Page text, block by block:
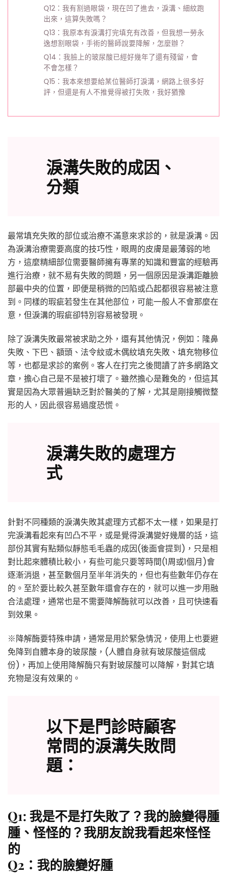
Q12：我有割過眼袋，現在凹了進去，淚溝、細紋跑
出來，這算失敗嗎？
Q13：我原本有淚溝打完填充有改善，但我想一勞永
逸想割眼袋，手術的醫師說要降解，怎麼辦？
Q14：我臉上的玻尿酸已經好幾年了還有殘留，會
不會怎樣？
Q15：我本來想要給某位醫師打淚溝，網路上很多好
評，但還是有人不推覺得被打失敗，我好猶豫
淚溝失敗的成因、
分類
最常填充失敗的部位或治療不滿意來求診的，就是淚溝。因
為淚溝治療需要高度的技巧性，眼周的皮膚是最薄弱的地
方，這麼精細部位需要醫師擁有專業的知識和豐富的經驗再
進行治療，就不易有失敗的問題，另一個原因是淚溝距離臉
部最中央的位置，即便是稍微的凹陷或凸起都很容易被注意
到。同樣的瑕疵若發生在其他部位，可能一般人不會那麼在
意，但淚溝的瑕疵卻特別容易被發現。
除了淚溝失敗最常被求助之外，還有其他情況，例如：隆鼻
失敗、下巴、額頭、法令紋或木偶紋填充失敗、填充物移位
等，也都是求診的案例。客人在打完之後閱讀了許多網路文
章，擔心自己是不是被打壞了。雖然擔心是難免的，但這其
實是因為大眾普遍缺乏對於醫美的了解，尤其是剛接觸微整
形的人，因此很容易過度恐慌。
淚溝失敗的處理方
式
針對不同種類的淚溝失敗其處理方式都不太一樣，如果是打
完淚溝看起來有凹凸不平，或是覺得淚溝變好幾層的話，這
部份其實有點類似靜態毛毛蟲的成因(後面會提到)，只是相
對比起來體積比較小，有些可能只要等時間(1周或1個月)會
逐漸消退，甚至數個月至半年消失的，但也有些數年仍存在
的。至於要比較久甚至數年還會存在的，就可以進一步用融
合法處理，通常也是不需要降解酶就可以改善，且可快速看
到效果。
※降解酶要特殊申請，通常是用於緊急情況，使用上也要避
免降到自體本身的玻尿酸，(人體自身就有玻尿酸這個成
份)，再加上使用降解酶只有對玻尿酸可以降解，對其它填
充物是沒有效果的。
以下是門診時顧客
常問的淚溝失敗問
題：
Q1: 我是不是打失敗了？我的臉變得腫
腫、怪怪的？我朋友說我看起來怪怪
的
Q2：我的臉變好腫